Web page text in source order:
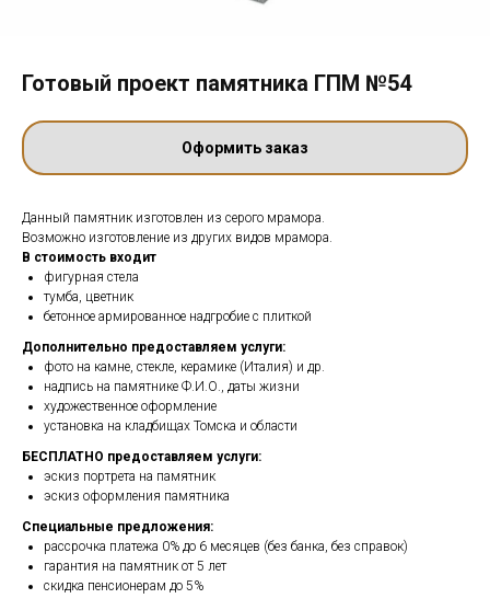
Готовый проект памятника ГПМ №54
Оформить заказ
Данный памятник изготовлен из серого мрамора.
Возможно изготовление из других видов мрамора.
В стоимость входит
фигурная стела
тумба, цветник
бетонное армированное надгробие с плиткой
Дополнительно предоставляем услуги:
фото на камне, стекле, керамике (Италия) и др.
надпись на памятнике Ф.И.О., даты жизни
художественное оформление
установка на кладбищах Томска и области
БЕСПЛАТНО предоставляем услуги:
эскиз портрета на памятник
эскиз оформления памятника
Специальные предложения:
рассрочка платежа 0% до 6 месяцев (без банка, без справок)
гарантия на памятник от 5 лет
скидка пенсионерам до 5%